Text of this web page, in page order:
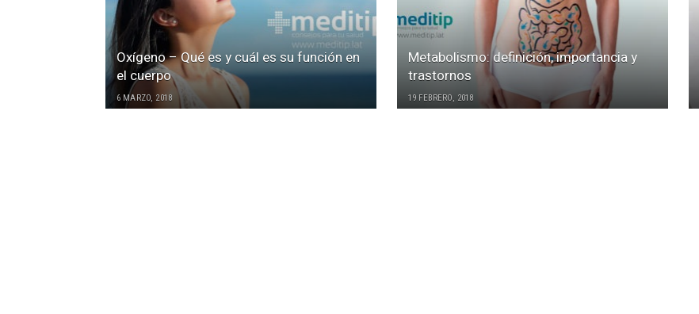
Oxígeno – Qué es y cuál es su función en
el cuerpo
6 MARZO, 2018
Metabolismo: definición, importancia y
trastornos
19 FEBRERO, 2018